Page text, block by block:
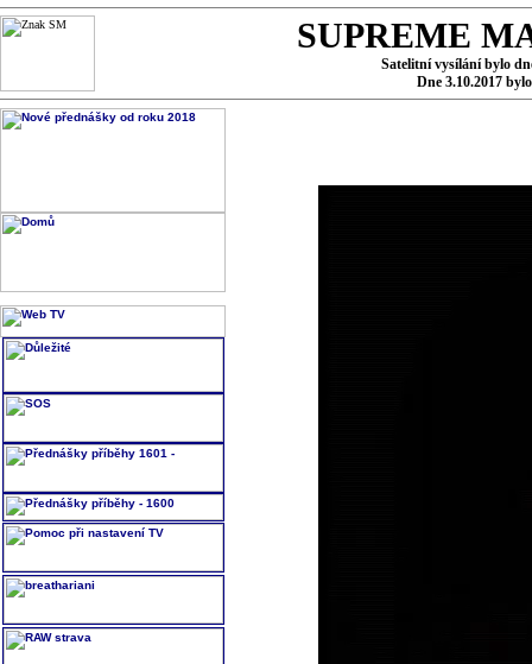
SUPREME
Satelitní vysílání bylo
Dne 3.10.2017